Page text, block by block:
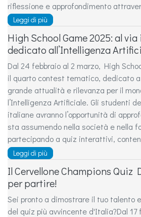
riflessione e approfondimento
Leggi di più
High School Game 2025: al
dedicato all’Intelligenza
Dal 24 febbraio al 2 marzo, High
il quarto contest tematico, dedicato
grande attualità e rilevanza per il
l’Intelligenza Artificiale. Gli studenti
italiane avranno l’opportunità di
sta assumendo nella società e nella
partecipando a quiz interattivi,
Leggi di più
Il Cervellone Champions Quiz
per partire!
Sei pronto a dimostrare il tuo talento
del quiz più avvincente d'Italia?Dal 17